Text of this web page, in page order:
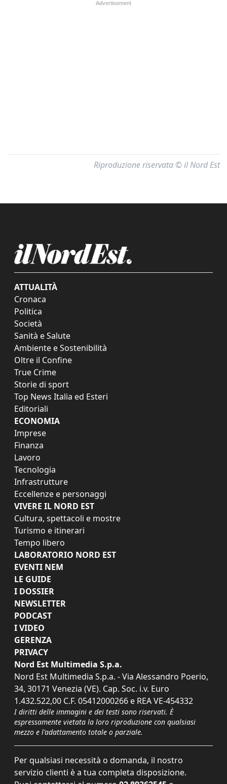
Riproduzione riservata © il Nord Est
ATTUALITÀ
Cronaca
Politica
Società
Sanità e Salute
Ambiente e Sostenibilità
Oltre il Confine
True Crime
Storie di sport
Top News Italia ed Esteri
Editoriali
ECONOMIA
Imprese
Finanza
Lavoro
Tecnologia
Infrastrutture
Eccellenze e personaggi
VIVERE IL NORD EST
Cultura, spettacoli e mostre
Turismo e itinerari
Tempo libero
LABORATORIO NORD EST
EVENTI NEM
LE GUIDE
I DOSSIER
NEWSLETTER
PODCAST
I VIDEO
GERENZA
PRIVACY
Nord Est Multimedia S.p.a.
Nord Est Multimedia S.p.a. - Via Alessandro Poerio,
34, 30171 Venezia (VE). Cap. Soc. i.v. Euro
1.432.522,00 C.F. 05412000266 e REA VE-454332
I diritti delle immagini e dei testi sono riservati. È
espressamente vietata la loro riproduzione con qualsiasi
mezzo e l'adattamento totale o parziale.
Per qualsiasi necessità o domanda, il nostro
servizio clienti è a tua completa disposizione.